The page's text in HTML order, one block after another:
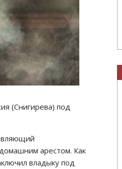
(Снигирева) под
арестом. Как
владыку под